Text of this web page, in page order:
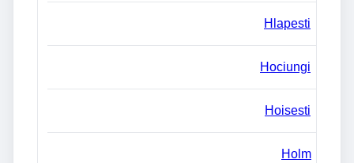
Hlapesti
Hociungi
Hoisesti
Holm